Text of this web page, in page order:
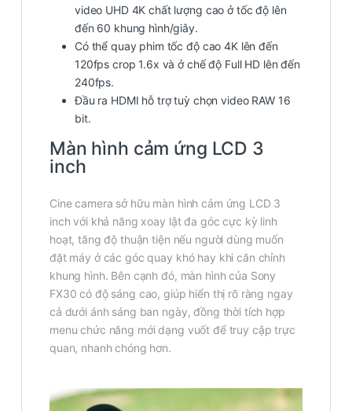
video UHD 4K chất lượng cao ở tốc độ lên
đến 60 khung hình/giây.
Có thể quay phim tốc độ cao 4K lên đến
120fps crop 1.6x và ở chế độ Full HD lên đến
240fps.
Đầu ra HDMI hỗ trợ tuỳ chọn video RAW 16
bit.
Màn hình cảm ứng LCD 3
inch
Cine camera sở hữu màn hình cảm ứng LCD 3
inch với khả năng xoay lật đa góc cực kỳ linh
hoạt, tăng độ thuận tiện nếu người dùng muốn
đặt máy ở các góc quay khó hay khi căn chỉnh
khung hình. Bên cạnh đó, màn hình của Sony
FX30 có độ sáng cao, giúp hiển thị rõ ràng ngay
cả dưới ánh sáng ban ngày, đồng thời tích hợp
menu chức năng mới dạng vuốt để truy cập trực
quan, nhanh chóng hơn.